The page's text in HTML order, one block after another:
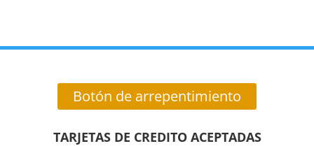
Botón de arrepentimiento
TARJETAS DE CREDITO ACEPTADAS